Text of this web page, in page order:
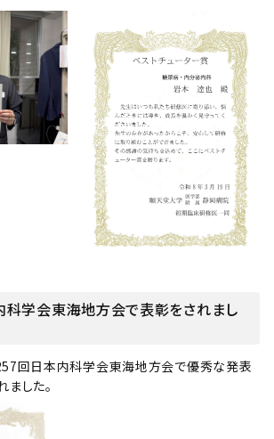
学会東海地方会で表彰をされまし
回日本内科学会東海地方会で優秀な発表
ました。